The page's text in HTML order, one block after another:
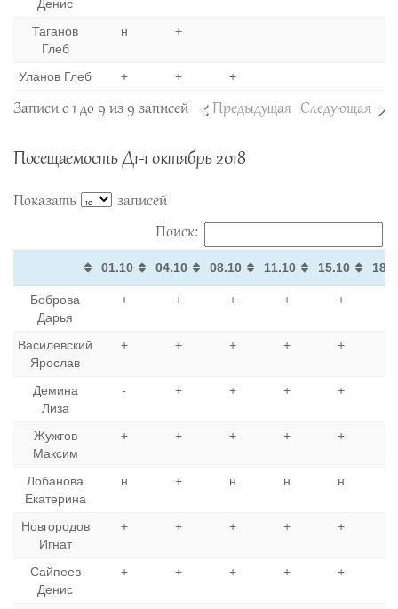
Денис
Таганов
Глеб
н +
Уланов Глеб + + +
Записи с 1 до 9 из 9 записей Предыдущая Следующая
Посещаемость Д1-1 октябрь 2018
Показать
записей
Поиск:
01.10 04.10 08.10 11.10 15.10
01.10
04.10 08.10 11.10 15.10
Боброва
Дарья
+ + + + +
Василевский
Ярослав
+ + + + +
Демина
Лиза
- + + + +
Жужгов
Максим
+ + + + +
Лобанова
Екатерина
н + н н н
Новгородов
Игнат
+ + + + +
Сайпеев
Денис
+ + + + +